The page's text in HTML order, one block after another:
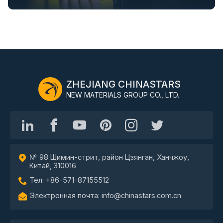
ZHEJIANG CHINASTARS
NEW MATERIALS GROUP CO., LTD.
№ 98 Шимин-стрит, район Цзянган, Ханчжоу,
Китай, 310016
Тел: +86-571-87155512
Электронная почта: info@chinastars.com.cn